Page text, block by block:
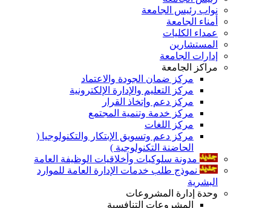
نواب رئيس الجامعة
أمناء الجامعة
عمداء الكليات
المستشارين
إدارات الجامعة
مراكز الجامعة
مركز ضمان الجودة والاعتماد
مركز التعليم والإدارة الإلكترونية
مركز دعم وإتخاذ القرار
مركز خدمة وتنمية المجتمع
مركز اللغات
مركز دعم وتسويق الإبتكار والتكنولوجيا (
الحاضنة التكنولوجية )
مدونة سلوكيات وأخلاقيات الوظيفة العامة
نموذج طلب خدمات الإدارة العامة للموارد
البشرية
وحدة إدارة المشروعات
المشروعات التنافسية